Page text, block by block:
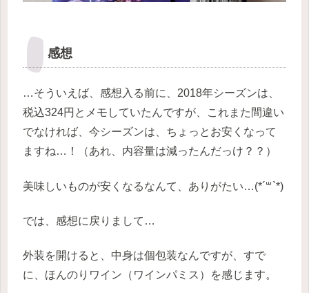
感想
…そういえば、感想入る前に、2018年シーズンは、
税込324円とメモしていたんですが、これまた間違い
でなければ、今シーズンは、ちょっとお安くなって
ますね…！（あれ、内容量は減ったんだっけ？？）
美味しいものが安くなるなんて、ありがたい…(*´꒳`*)
では、感想に戻りまして…
外装を開けると、中身は個包装なんですが、すで
に、ほんのりワイン（ワインパミス）を感じます。